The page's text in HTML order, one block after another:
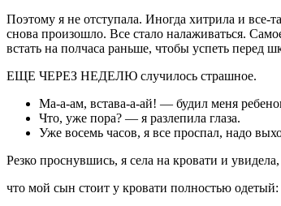
Поэтому я не отступала. Иногда хитрила и все-
снова произошло. Все стало налаживаться.
встать на полчаса раньше, чтобы успеть перед
ЕЩЕ ЧЕРЕЗ НЕДЕЛЮ случилось страшное.
Ма-а-ам, встава-а-ай! — будил меня
Что, уже пора? — я разлепила глаза.
Уже восемь часов, я все проспал, надо
Резко проснувшись, я села на кровати и увидела,
что мой сын стоит у кровати полностью